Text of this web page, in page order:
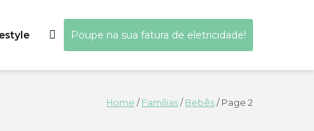
Poupe na sua fatura de eletricidade!
Home / Famílias / Bebês / Page 2